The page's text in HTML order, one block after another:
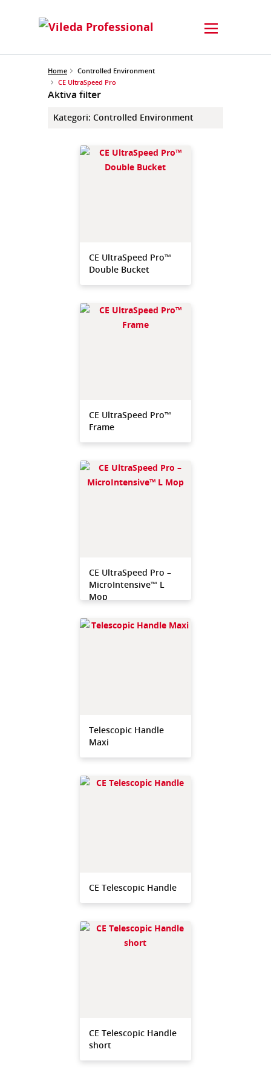
Home
Controlled Environment
CE UltraSpeed Pro
Aktiva filter
Kategori: Controlled Environment
CE UltraSpeed Pro™
Double Bucket
CE UltraSpeed Pro™
Frame
CE UltraSpeed Pro –
MicroIntensive™ L
Mop
Telescopic Handle
Maxi
CE Telescopic Handle
CE Telescopic Handle
short